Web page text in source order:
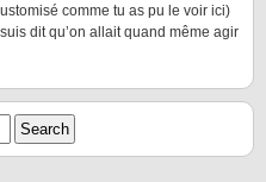
comme tu as pu le voir ici)
dit qu’on allait quand même agir